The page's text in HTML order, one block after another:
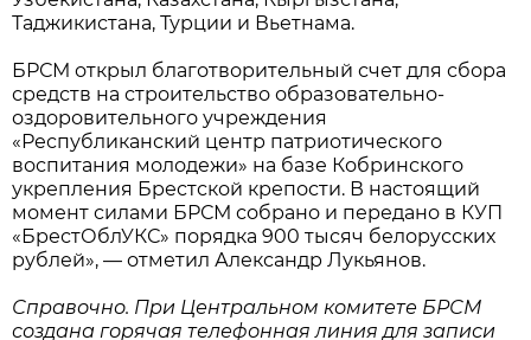
Таджикистана, Турции и Вьетнама.
БРСМ открыл благотворительный счет для сбора
средств на строительство образовательно-
оздоровительного учреждения
«Республиканский центр патриотического
воспитания молодежи» на базе Кобринского
укрепления Брестской крепости. В настоящий
момент силами БРСМ собрано и передано в КУП
«БрестОблУКС» порядка 900 тысяч белорусских
рублей», — отметил Александр Лукьянов.
Справочно. При Центральном комитете БРСМ
создана горячая телефонная линия для записи